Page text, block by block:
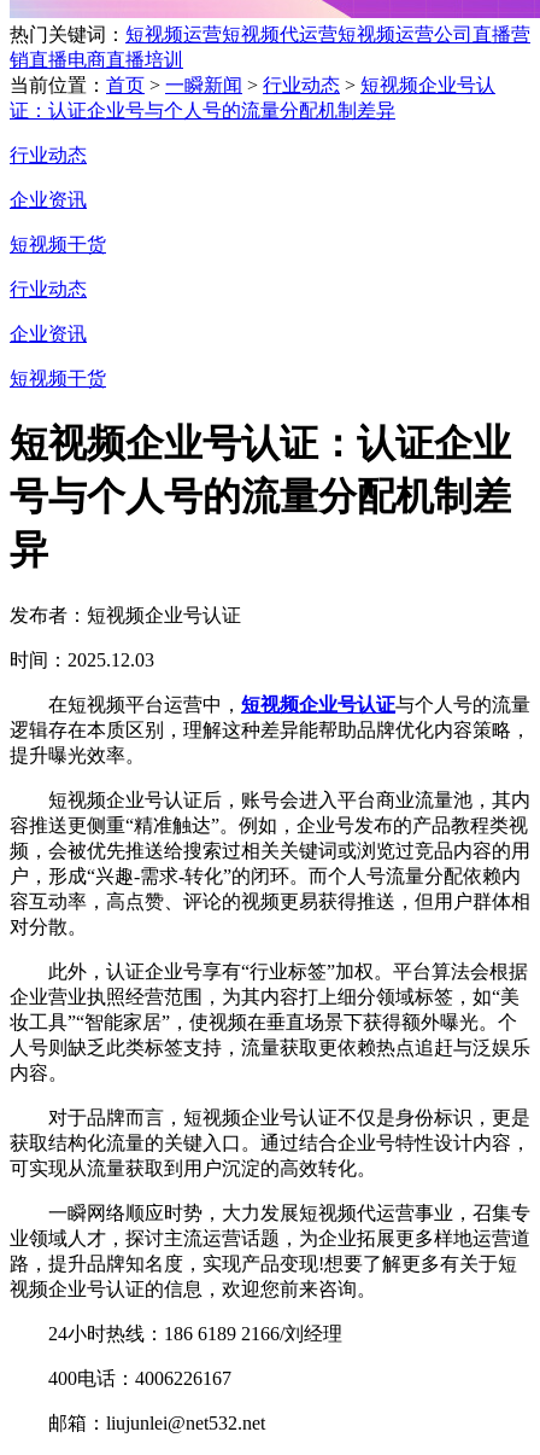
热门关键词： 短视频运营短视频代运营短视频运营公司 直播营
销直播电商直播培训
当前位置： 首页 > 一瞬新闻 > 行业动态 > 短视频企业号认
证：认证企业号与个人号的流量分配机制差异
行业动态
企业资讯
短视频干货
行业动态
企业资讯
短视频干货
短视频企业号认证：认证企业
号与个人号的流量分配机制差
异
发布者：短视频企业号认证
时间：2025.12.03
在短视频平台运营中， 短视频企业号认证与个人号的流量
逻辑存在本质区别，理解这种差异能帮助品牌优化内容策略，
提升曝光效率。
短视频企业号认证后，账号会进入平台商业流量池，其内
容推送更侧重“精准触达”。例如，企业号发布的产品教程类视
频，会被优先推送给搜索过相关关键词或浏览过竞品内容的用
户，形成“兴趣-需求-转化”的闭环。而个人号流量分配依赖内
容互动率，高点赞、评论的视频更易获得推送，但用户群体相
对分散。
此外，认证企业号享有“行业标签”加权。平台算法会根据
企业营业执照经营范围，为其内容打上细分领域标签，如“美
妆工具”“智能家居”，使视频在垂直场景下获得额外曝光。个
人号则缺乏此类标签支持，流量获取更依赖热点追赶与泛娱乐
内容。
对于品牌而言，短视频企业号认证不仅是身份标识，更是
获取结构化流量的关键入口。通过结合企业号特性设计内容，
可实现从流量获取到用户沉淀的高效转化。
一瞬网络顺应时势，大力发展短视频代运营事业，召集专
业领域人才，探讨主流运营话题，为企业拓展更多样地运营道
路，提升品牌知名度，实现产品变现!想要了解更多有关于短
视频企业号认证的信息，欢迎您前来咨询。
24小时热线：186 6189 2166/刘经理
400电话：4006226167
邮箱：liujunlei@net532.net